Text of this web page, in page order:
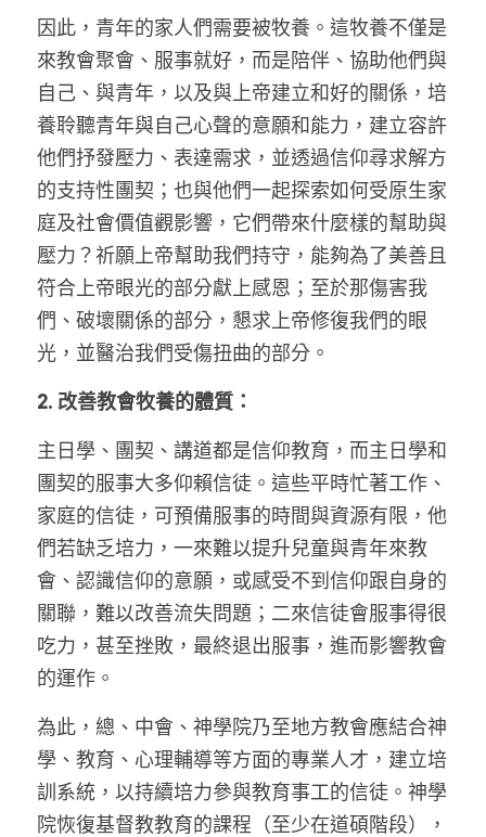
因此，青年的家人們需要被牧養。這牧養不僅是
來教會聚會、服事就好，而是陪伴、協助他們與
自己、與青年，以及與上帝建立和好的關係，培
養聆聽青年與自己心聲的意願和能力，建立容許
他們抒發壓力、表達需求，並透過信仰尋求解方
的支持性團契；也與他們一起探索如何受原生家
庭及社會價值觀影響，它們帶來什麼樣的幫助與
壓力？祈願上帝幫助我們持守，能夠為了美善且
符合上帝眼光的部分獻上感恩；至於那傷害我
們、破壞關係的部分，懇求上帝修復我們的眼
光，並醫治我們受傷扭曲的部分。
2. 改善教會牧養的體質：
主日學、團契、講道都是信仰教育，而主日學和
團契的服事大多仰賴信徒。這些平時忙著工作、
家庭的信徒，可預備服事的時間與資源有限，他
們若缺乏培力，一來難以提升兒童與青年來教
會、認識信仰的意願，或感受不到信仰跟自身的
關聯，難以改善流失問題；二來信徒會服事得很
吃力，甚至挫敗，最終退出服事，進而影響教會
的運作。
為此，總、中會、神學院乃至地方教會應結合神
學、教育、心理輔導等方面的專業人才，建立培
訓系統，以持續培力參與教育事工的信徒。神學
院恢復基督教教育的課程（至少在道碩階段），